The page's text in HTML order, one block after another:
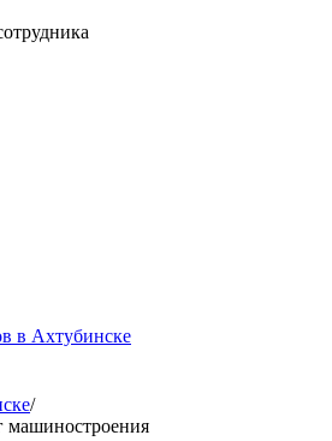
в Ахтубинске
/
машиностроения